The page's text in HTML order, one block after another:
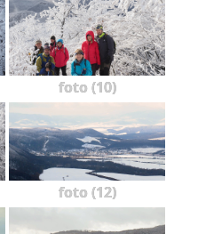
foto (10)
foto (12)